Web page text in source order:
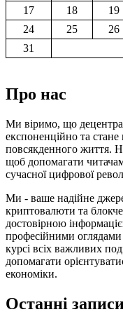
17
18 19
24
25 26
31
Про нас
Ми віримо, що
експоненційно та
повсякденного життя.
щоб допомагати
сучасної цифрової
Ми - ваше надійне
криптовалюти та
достовірною
професійними
курсі всіх важливих
допомагати
економіки.
Останні